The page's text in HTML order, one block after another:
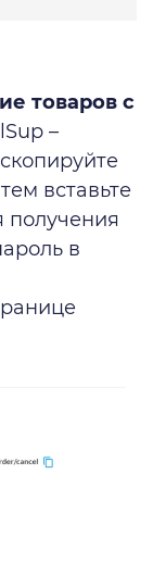
товаров с
–
вставьте
получения
в